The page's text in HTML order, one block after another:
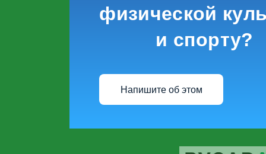
физической
и спорту?
Напишите об этом